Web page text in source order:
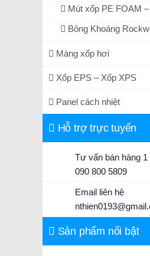
Mút xốp PE FOAM
Bông Khoáng
Màng xốp hơi
Xốp EPS – Xốp XPS
Panel cách nhiệt
Hỗ trợ trực tuyến
Tư vấn bán hàng
090 800 5809
Email liên hệ
Sản phẩm nổi bật